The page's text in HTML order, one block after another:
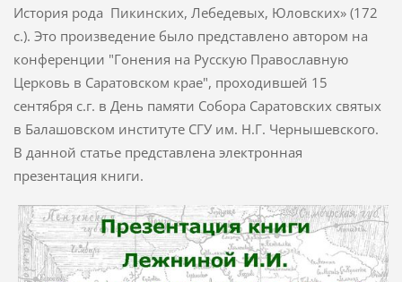
История рода Пикинских, Лебедевых, Юловских» (172
с.). Это произведение было представлено автором на
конференции "Гонения на Русскую Православную
Церковь в Саратовском крае", проходившей 15
сентября с.г. в День памяти Собора Саратовских святых
в Балашовском институте СГУ им. Н.Г. Чернышевского.
В данной статье представлена электронная
презентация книги.